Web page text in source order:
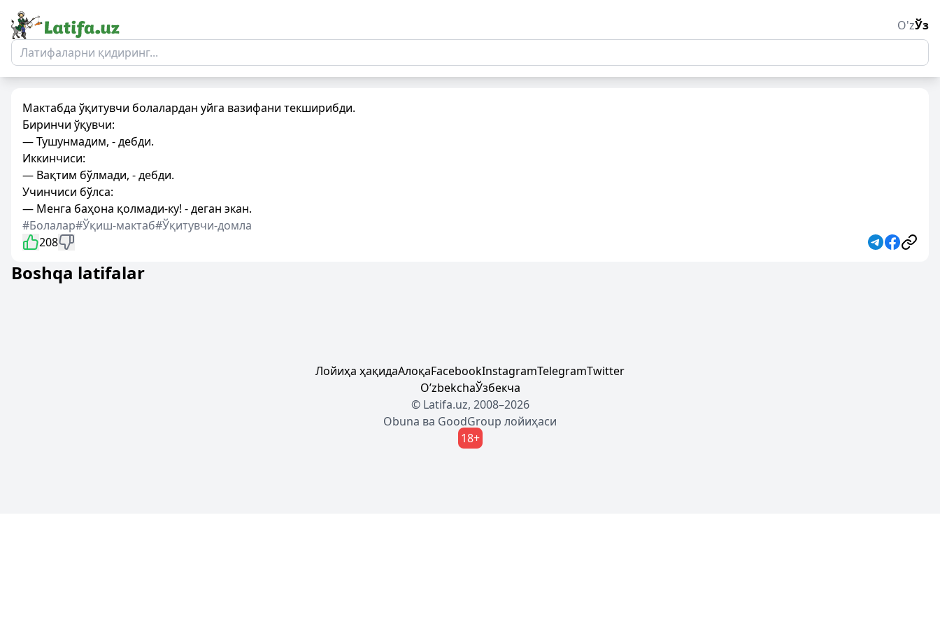
O'zЎз
Мактабда ўқитувчи болалардан уйга вазифани текширибди.
Биринчи ўқувчи:
— Тушунмадим, - дебди.
Иккинчиси:
— Вақтим бўлмади, - дебди.
Учинчиси бўлса:
— Менга баҳона қолмади-ку! - деган экан.
#Болалар#Ўқиш-мактаб#Ўқитувчи-домла
208
Boshqa latifalar
Лойиҳа ҳақидаАлоқаFacebookInstagramTelegramTwitter
OʼzbekchaЎзбекча
© Latifa.uz, 2008–2026
Obuna ва GoodGroup лойиҳаси
18+